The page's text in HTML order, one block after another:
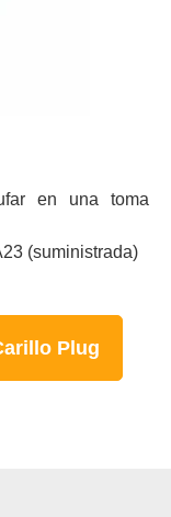
en una toma
(suministrada)
Plug